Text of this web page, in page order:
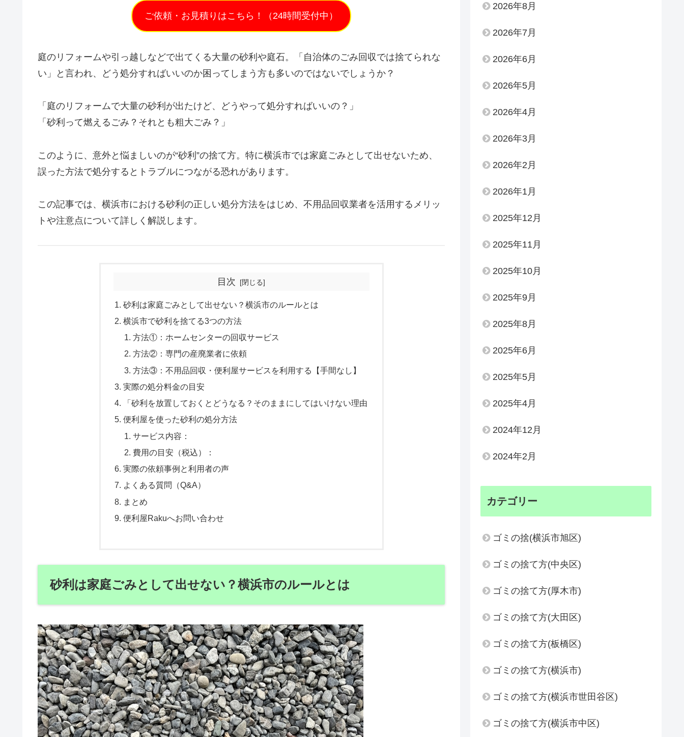
ご依頼・お見積りはこちら！（24時間受付中）
庭のリフォームや引っ越しなどで出てくる大量の砂利や庭石。「自治体のごみ回収では捨てられな
い」と言われ、どう処分すればいいのか困ってしまう方も多いのではないでしょうか？
「庭のリフォームで大量の砂利が出たけど、どうやって処分すればいいの？」
「砂利って燃えるごみ？それとも粗大ごみ？」
このように、意外と悩ましいのが“砂利”の捨て方。特に横浜市では家庭ごみとして出せないため、
誤った方法で処分するとトラブルにつながる恐れがあります。
この記事では、横浜市における砂利の正しい処分方法をはじめ、不用品回収業者を活用するメリッ
トや注意点について詳しく解説します。
目次
砂利は家庭ごみとして出せない？横浜市のルールとは
横浜市で砂利を捨てる3つの方法
方法①：ホームセンターの回収サービス
方法②：専門の産廃業者に依頼
方法③：不用品回収・便利屋サービスを利用する【手間なし】
実際の処分料金の目安
「砂利を放置しておくとどうなる？そのままにしてはいけない理由
便利屋を使った砂利の処分方法
サービス内容：
費用の目安（税込）：
実際の依頼事例と利用者の声
よくある質問（Q&A）
まとめ
便利屋Rakuへお問い合わせ
砂利は家庭ごみとして出せない？横浜市のルールとは
2026年8月
2026年7月
2026年6月
2026年5月
2026年4月
2026年3月
2026年2月
2026年1月
2025年12月
2025年11月
2025年10月
2025年9月
2025年8月
2025年6月
2025年5月
2025年4月
2024年12月
2024年2月
カテゴリー
ゴミの捨(横浜市旭区)
ゴミの捨て方(中央区)
ゴミの捨て方(厚木市)
ゴミの捨て方(大田区)
ゴミの捨て方(板橋区)
ゴミの捨て方(横浜市)
ゴミの捨て方(横浜市世田谷区)
ゴミの捨て方(横浜市中区)